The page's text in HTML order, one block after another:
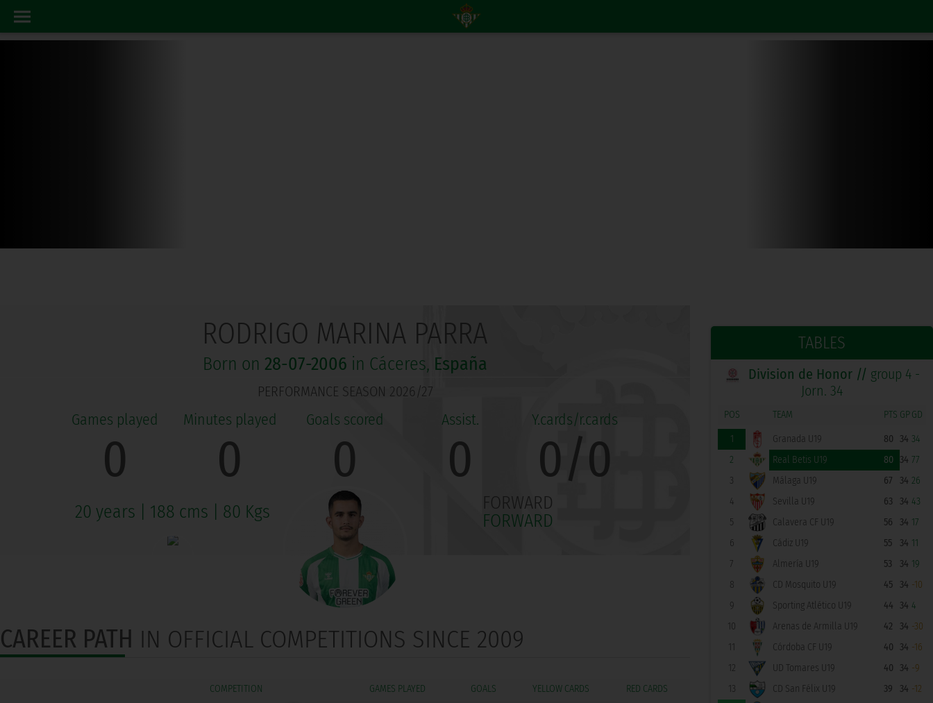
TABLES
Division de Honor // group 4 -
Jorn. 34
POS TEAM PTS GPGD
1 Granada U19 80 34 34
2
Real Betis U19 80 34 77
3
Málaga U19 67 34 26
4
Sevilla U19 63 34 43
5
Calavera CF U19 56 34 17
6
Cádiz U19 55 34 11
7
Almería U19 53 34 19
8
CD Mosquito U19 45 34 -10
9
Sporting Atlético U19 44 34 4
10
Arenas de Armilla U19 42 34 -30
11
Córdoba CF U19 40 34 -16
12
UD Tomares U19 40 34 -9
13
CD San Félix U19 39 34 -12
RODRIGO MARINA PARRA
Born on 28-07-2006 in Cáceres, España
PERFORMANCE SEASON 2026/27
0 0 0 0 0/0
20 years 188 cms 80 Kgs
FORWARD
FORWARD
CAREER PATH IN OFFICIAL COMPETITIONS SINCE 2009
COMPETITION GOALS